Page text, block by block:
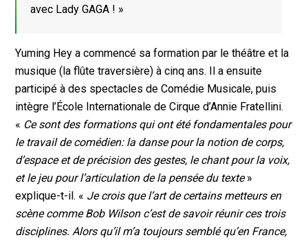
avec Lady GAGA ! »
Yuming Hey a commencé sa formation par le théâtre et la
musique (la flûte traversière) à cinq ans. Il a ensuite
participé à des spectacles de Comédie Musicale, puis
intègre l’École Internationale de Cirque d’Annie Fratellini.
« Ce sont des formations qui ont été fondamentales pour
le travail de comédien: la danse pour la notion de corps,
d’espace et de précision des gestes, le chant pour la voix,
et le jeu pour l’articulation de la pensée du texte»
explique-t-il. « Je crois que l’art de certains metteurs en
scène comme Bob Wilson c’est de savoir réunir ces trois
disciplines. Alors qu’il m’a toujours semblé qu’en France,